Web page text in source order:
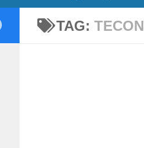
TAG: